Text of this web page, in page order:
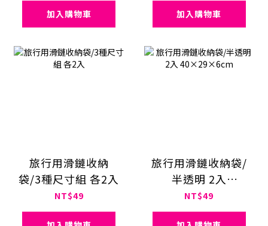
加入購物車 加入購物車
旅行用滑鏈收納
袋/3種尺寸組 各2入
NT$49
旅行用滑鏈收納袋/
半透明 2入
40×29×6cm
NT$49